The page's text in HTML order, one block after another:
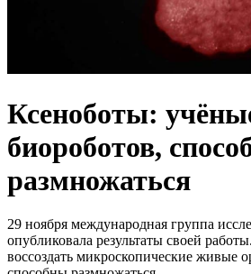
Ксеноботы:
биороботов,
размножаться
29 ноября международная группа
опубликовала результаты своей
воссоздать микроскопические живые